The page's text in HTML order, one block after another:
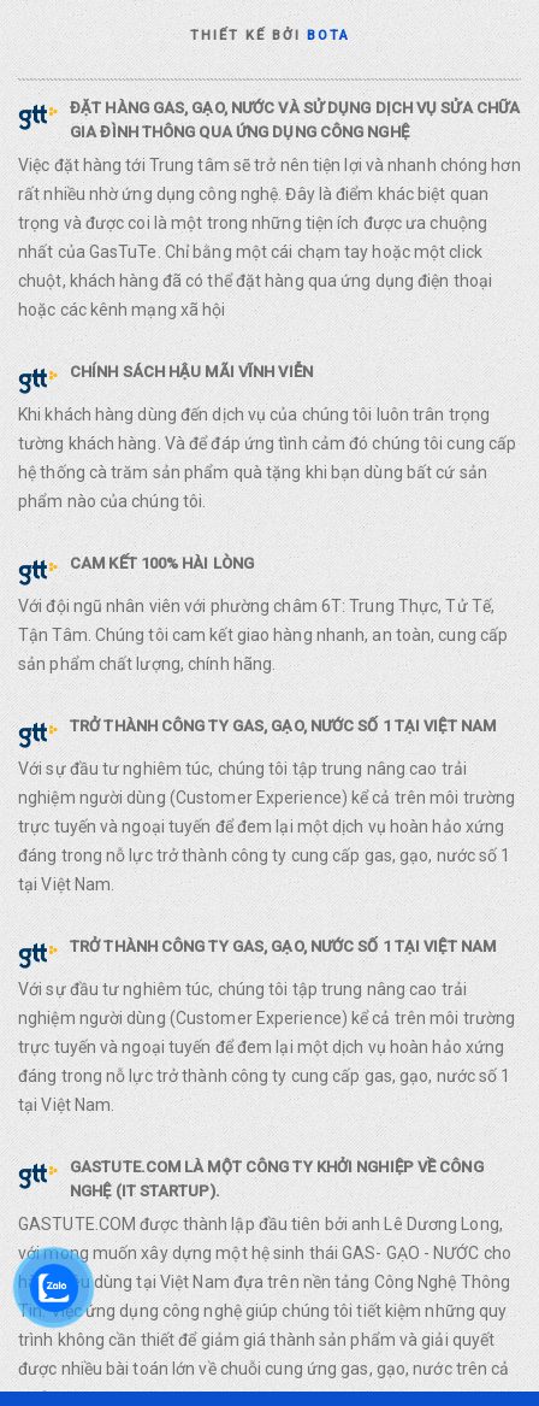
THIẾT KẾ BỞIBOTA
ĐẶT HÀNG GAS, GẠO, NƯỚC VÀ SỬ DỤNG DỊCH VỤ SỬA CHỮA
GIA ĐÌNH THÔNG QUA ỨNG DỤNG CÔNG NGHỆ
Việc đặt hàng tới Trung tâm sẽ trở nên tiện lợi và nhanh chóng hơn
rất nhiều nhờ ứng dụng công nghệ. Đây là điểm khác biệt quan
trọng và được coi là một trong những tiện ích được ưa chuộng
nhất của GasTuTe. Chỉ bằng một cái chạm tay hoặc một click
chuột, khách hàng đã có thể đặt hàng qua ứng dụng điện thoại
hoặc các kênh mạng xã hội
CHÍNH SÁCH HẬU MÃI VĨNH VIỄN
Khi khách hàng dùng đến dịch vụ của chúng tôi luôn trân trọng
tường khách hàng. Và để đáp ứng tình cảm đó chúng tôi cung cấp
hệ thống cà trăm sản phẩm quà tặng khi bạn dùng bất cứ sản
phẩm nào của chúng tôi.
CAM KẾT 100% HÀI LÒNG
Với đội ngũ nhân viên với phường châm 6T: Trung Thực, Tử Tế,
Tận Tâm. Chúng tôi cam kết giao hàng nhanh, an toàn, cung cấp
sản phẩm chất lượng, chính hãng.
TRỞ THÀNH CÔNG TY GAS, GẠO, NƯỚC SỐ 1 TẠI VIỆT NAM
Với sự đầu tư nghiêm túc, chúng tôi tập trung nâng cao trải
nghiệm người dùng (Customer Experience) kể cả trên môi trường
trực tuyến và ngoại tuyến để đem lại một dịch vụ hoàn hảo xứng
đáng trong nỗ lực trở thành công ty cung cấp gas, gạo, nước số 1
tại Việt Nam.
TRỞ THÀNH CÔNG TY GAS, GẠO, NƯỚC SỐ 1 TẠI VIỆT NAM
Với sự đầu tư nghiêm túc, chúng tôi tập trung nâng cao trải
nghiệm người dùng (Customer Experience) kể cả trên môi trường
trực tuyến và ngoại tuyến để đem lại một dịch vụ hoàn hảo xứng
đáng trong nỗ lực trở thành công ty cung cấp gas, gạo, nước số 1
tại Việt Nam.
GASTUTE.COM LÀ MỘT CÔNG TY KHỞI NGHIỆP VỀ CÔNG
NGHỆ (IT STARTUP).
GASTUTE.COM được thành lập đầu tiên bởi anh Lê Dương Long,
với mong muốn xây dựng một hệ sinh thái GAS- GẠO - NƯỚC cho
hàng tiêu dùng tại Việt Nam đựa trên nền tảng Công Nghệ Thông
Tin. Việc ứng dụng công nghệ giúp chúng tôi tiết kiệm những quy
trình không cần thiết để giảm giá thành sản phẩm và giải quyết
được nhiều bài toán lớn về chuỗi cung ứng gas, gạo, nước trên cả
nước.